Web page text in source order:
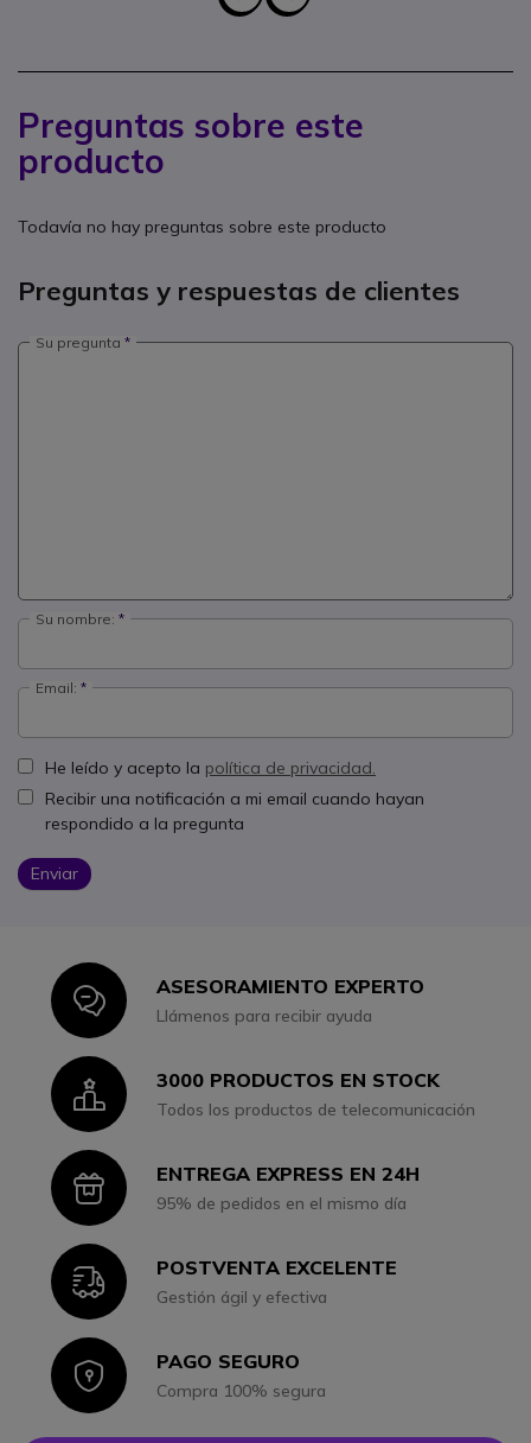
Preguntas sobre este
producto
Todavía no hay preguntas sobre este producto
Preguntas y respuestas de clientes
Su pregunta
Su nombre:
Email:
He leído y acepto la política de privacidad.
Recibir una notificación a mi email cuando hayan
respondido a la pregunta
Enviar
IconASESORAMIENTO EXPERTO
Llámenos para recibir ayuda
Icon3000 PRODUCTOS EN STOCK
Todos los productos de telecomunicación
IconENTREGA EXPRESS EN 24H
95% de pedidos en el mismo día
IconPOSTVENTA EXCELENTE
Gestión ágil y efectiva
IconPAGO SEGURO
Compra 100% segura